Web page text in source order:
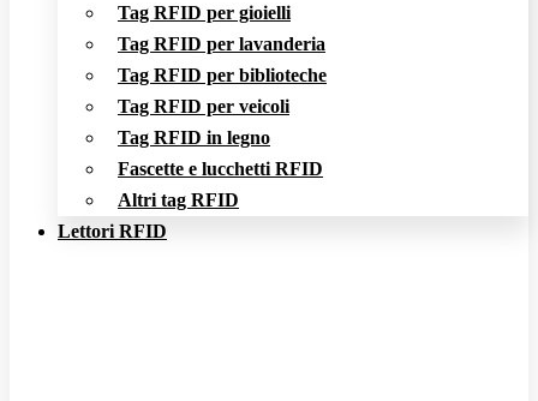
Tag RFID per gioielli
Tag RFID per lavanderia
Tag RFID per biblioteche
Tag RFID per veicoli
Tag RFID in legno
Fascette e lucchetti RFID
Altri tag RFID
Lettori RFID